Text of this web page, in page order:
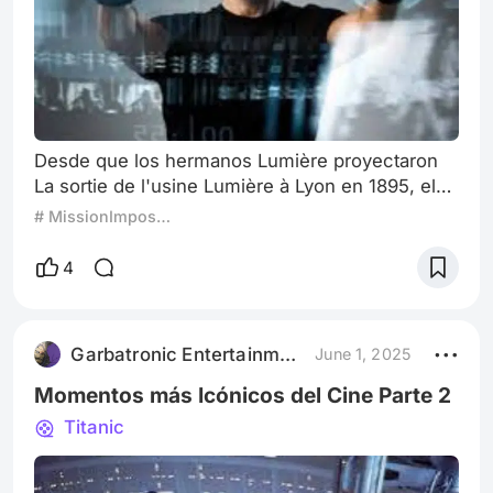
Desde que los hermanos Lumière proyectaron
La sortie de l'usine Lumière à Lyon en 1895, el
cine se convirtió en mucho más que un
ventana hacia los sueños, los temores y las
(1968), Blade Runner (1982), Gattaca (1997) o
incluso Her (2013), entre muchas otras, no solo
imaginar
# MissionImpossible
4
Garbatronic Entertainment Film June 1, 2025
Momentos más Icónicos del Cine Parte 2
Titanic